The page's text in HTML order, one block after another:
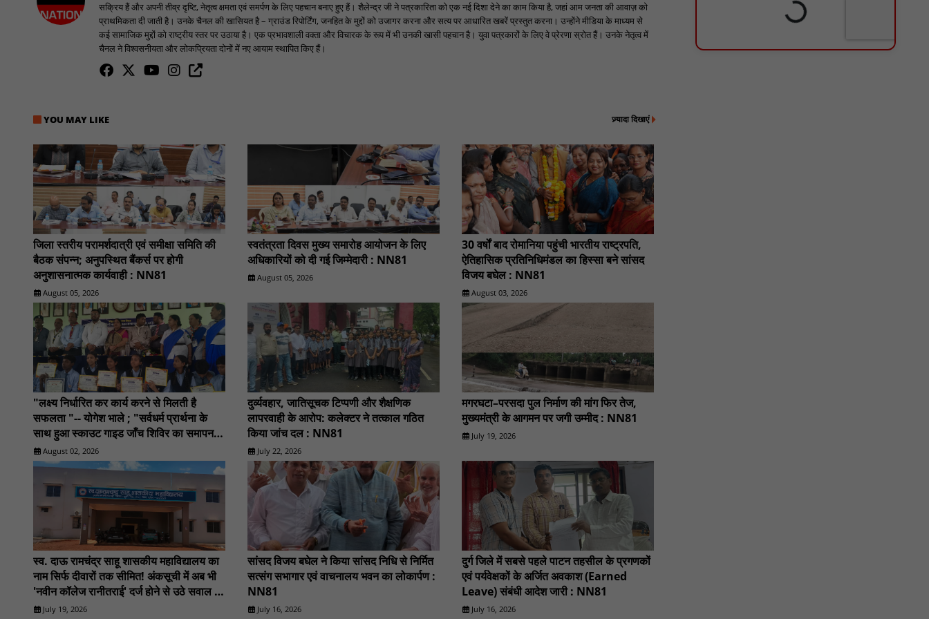
सक्रिय हैं और अपनी तीव्र दृष्टि, नेतृत्व क्षमता एवं समर्पण के लिए पहचान बनाए हुए हैं। शैलेन्द्र जी ने पत्रकारिता को एक नई दिशा देने का काम किया है, जहां आम जनता की आवाज़ को
प्राथमिकता दी जाती है। उनके चैनल की खासियत है – ग्राउंड रिपोर्टिंग, जनहित के मुद्दों को उजागर करना और सत्य पर आधारित खबरें प्रस्तुत करना। उन्होंने मीडिया के माध्यम से
कई सामाजिक मुद्दों को राष्ट्रीय स्तर पर उठाया है। एक प्रभावशाली वक्ता और विचारक के रूप में भी उनकी खासी पहचान है। युवा पत्रकारों के लिए वे प्रेरणा स्रोत हैं। उनके नेतृत्व में
चैनल ने विश्वसनीयता और लोकप्रियता दोनों में नए आयाम स्थापित किए हैं।
YOU MAY LIKE ज़्यादा दिखाएं
जिला स्तरीय परामर्शदात्री एवं समीक्षा समिति की
बैठक संपन्न; अनुपस्थित बैंकर्स पर होगी
अनुशासनात्मक कार्यवाही : NN81
August 05, 2026
स्वतंत्रता दिवस मुख्य समारोह आयोजन के लिए
अधिकारियों को दी गई जिम्मेदारी : NN81
August 05, 2026
30 वर्षों बाद रोमानिया पहुंची भारतीय राष्ट्रपति,
ऐतिहासिक प्रतिनिधिमंडल का हिस्सा बने सांसद
विजय बघेल : NN81
August 03, 2026
"लक्ष्य निर्धारित कर कार्य करने से मिलती है
सफलता "-- योगेश भाले ; "सर्वधर्म प्रार्थना के
साथ हुआ स्काउट गाइड जाँच शिविर का समापन" :
NN81
August 02, 2026
दुर्व्यवहार, जातिसूचक टिप्पणी और शैक्षणिक
लापरवाही के आरोप: कलेक्टर ने तत्काल गठित
किया जांच दल : NN81
July 22, 2026
मगरघटा–परसदा पुल निर्माण की मांग फिर तेज,
मुख्यमंत्री के आगमन पर जगी उम्मीद : NN81
July 19, 2026
स्व. दाऊ रामचंद्र साहू शासकीय महाविद्यालय का
नाम सिर्फ दीवारों तक सीमित! अंकसूची में अब भी
'नवीन कॉलेज रानीतराई' दर्ज होने से उठे सवाल :
NN81
July 19, 2026
सांसद विजय बघेल ने किया सांसद निधि से निर्मित
सत्संग सभागार एवं वाचनालय भवन का लोकार्पण :
NN81
July 16, 2026
दुर्ग जिले में सबसे पहले पाटन तहसील के प्रगणकों
एवं पर्यवेक्षकों के अर्जित अवकाश (Earned
Leave) संबंधी आदेश जारी : NN81
July 16, 2026